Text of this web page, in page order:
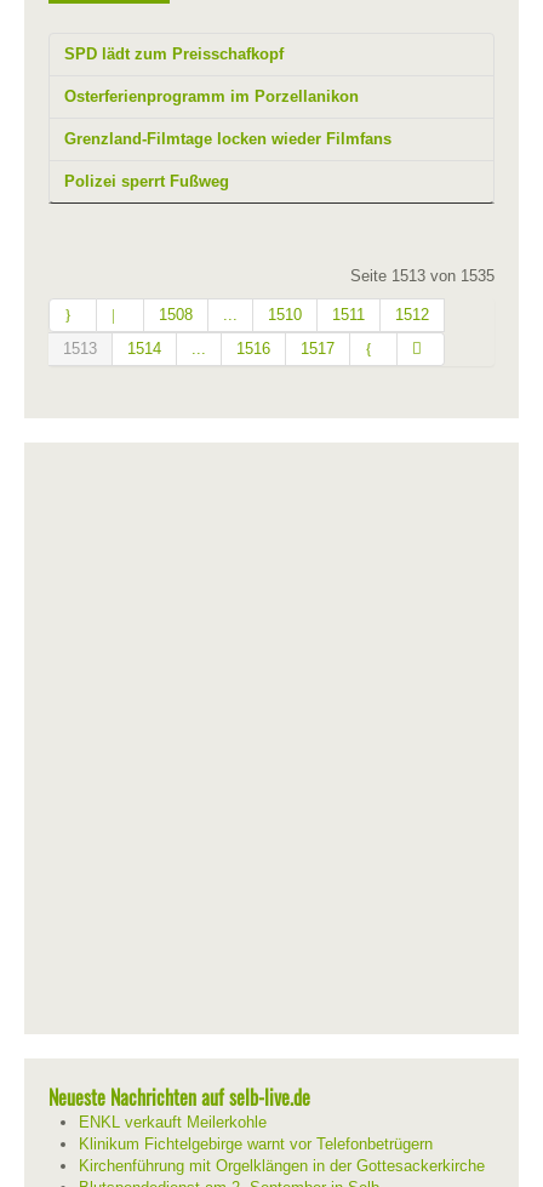
SPD lädt zum Preisschafkopf
Osterferienprogramm im Porzellanikon
Grenzland-Filmtage locken wieder Filmfans
Polizei sperrt Fußweg
Seite 1513 von 1535
1508 1510 1511
1512
1513
1514 1516 1517
Neueste Nachrichten auf selb-live.de
ENKL verkauft Meilerkohle
Klinikum Fichtelgebirge warnt vor Telefonbetrügern
Kirchenführung mit Orgelklängen in der Gottesackerkirche